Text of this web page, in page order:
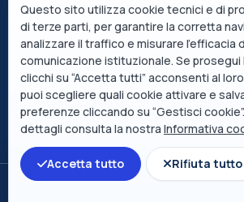
«
Pagina precedente
1 2 3
(current)
4 5 6 7
Pagina
Informativa condivisa Edvance per il
Termini di servizio
Politica sui cookie
Descrizione del servizio
Questo sito utilizza cookie tecnici e di
di terze parti, per garantire la corretta
analizzare il traffico e misurare l’efficacia
comunicazione istituzionale. Se prosegui
clicchi su “Accetta tutti” acconsenti al
puoi scegliere quali cookie attivare e
preferenze cliccando su “Gestisci
dettagli consulta la nostra Informativa
Accetta tutto
Rifiuta tutto